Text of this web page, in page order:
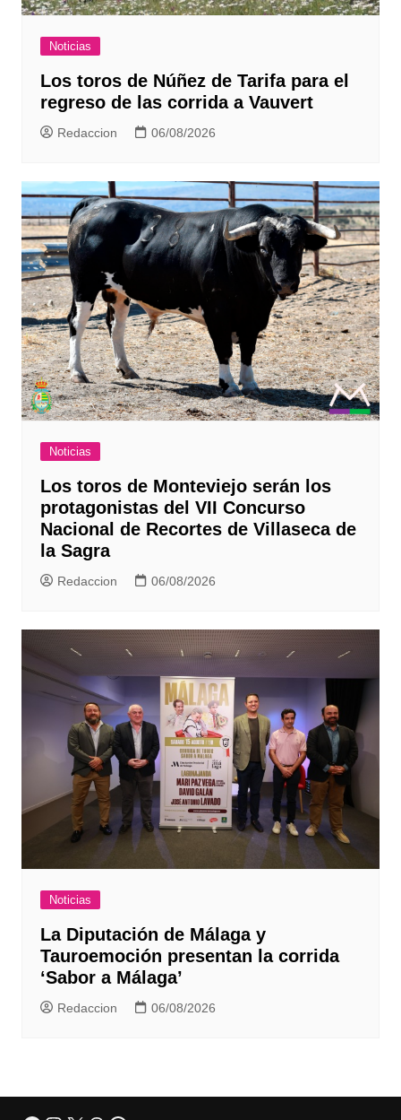
Noticias
Los toros de Núñez de Tarifa para el
regreso de las corrida a Vauvert
Redaccion 06/08/2026
Noticias
Los toros de Monteviejo serán los
protagonistas del VII Concurso
Nacional de Recortes de Villaseca de
la Sagra
Redaccion 06/08/2026
Noticias
La Diputación de Málaga y
Tauroemoción presentan la corrida
‘Sabor a Málaga’
Redaccion 06/08/2026